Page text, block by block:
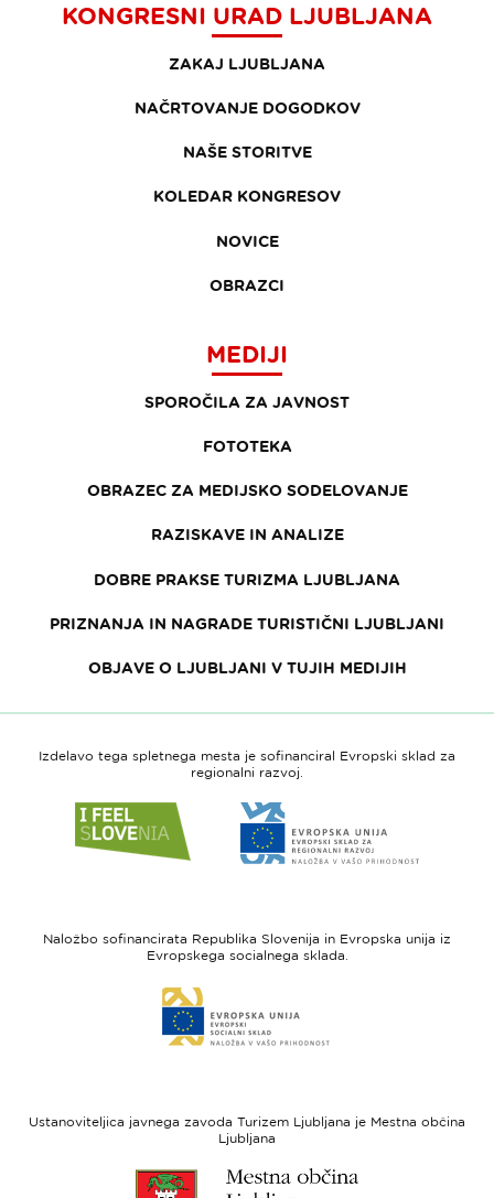
KONGRESNI URAD LJUBLJANA
ZAKAJ LJUBLJANA
NAČRTOVANJE DOGODKOV
NAŠE STORITVE
KOLEDAR KONGRESOV
NOVICE
OBRAZCI
MEDIJI
SPOROČILA ZA JAVNOST
FOTOTEKA
OBRAZEC ZA MEDIJSKO SODELOVANJE
RAZISKAVE IN ANALIZE
DOBRE PRAKSE TURIZMA LJUBLJANA
PRIZNANJA IN NAGRADE TURISTIČNI LJUBLJANI
OBJAVE O LJUBLJANI V TUJIH MEDIJIH
Izdelavo tega spletnega mesta je sofinanciral Evropski sklad za
regionalni razvoj.
do
spletne
Slovenia
do
spletne
-
regionalni
Naložbo sofinancirata Republika Slovenija in Evropska unija iz
Evropskega socialnega sklada.
do
spletne
sklad
Ustanoviteljica javnega zavoda Turizem Ljubljana je Mestna občina
Ljubljana